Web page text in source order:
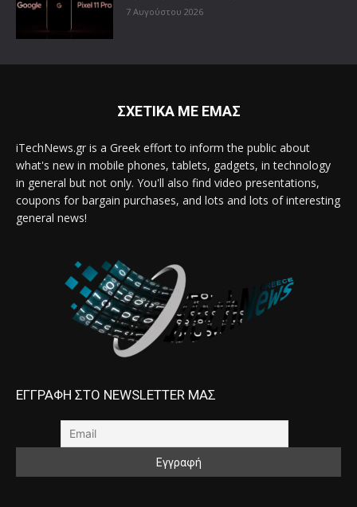
7 Αυγούστου 2026
ΣΧΕΤΙΚΑ ΜΕ ΕΜΑΣ
iTechNews.gr is a Greek effort to inform the public about
what's new in mobile phones, tablets, gadgets, in technology
in general but not only. You'll also find video presentations,
coupons for bargain purchases, and lots and lots of interesting
general news!
ΕΓΓΡΑΦΗ ΣΤΟ NEWSLETTER ΜΑΣ